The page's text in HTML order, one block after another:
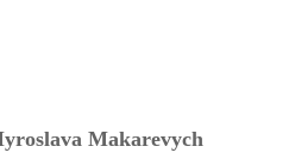
Makarevych